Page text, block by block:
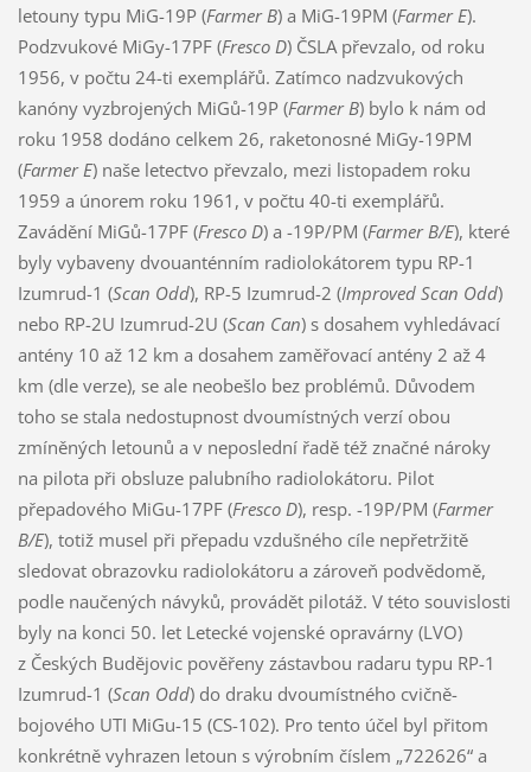
letouny typu MiG-19P (Farmer B) a MiG-19PM (Farmer E).
Podzvukové MiGy-17PF (Fresco D) ČSLA převzalo, od roku
1956, v počtu 24-ti exemplářů. Zatímco nadzvukových
kanóny vyzbrojených MiGů-19P (Farmer B) bylo k nám od
roku 1958 dodáno celkem 26, raketonosné MiGy-19PM
(Farmer E) naše letectvo převzalo, mezi listopadem roku
1959 a únorem roku 1961, v počtu 40-ti exemplářů.
Zavádění MiGů-17PF (Fresco D) a -19P/PM (Farmer B/E), které
byly vybaveny dvouanténním radiolokátorem typu RP-1
Izumrud-1 (Scan Odd), RP-5 Izumrud-2 (Improved Scan Odd)
nebo RP-2U Izumrud-2U (Scan Can) s dosahem vyhledávací
antény 10 až 12 km a dosahem zaměřovací antény 2 až 4
km (dle verze), se ale neobešlo bez problémů. Důvodem
toho se stala nedostupnost dvoumístných verzí obou
zmíněných letounů a v neposlední řadě též značné nároky
na pilota při obsluze palubního radiolokátoru. Pilot
přepadového MiGu-17PF (Fresco D), resp. -19P/PM (Farmer
B/E), totiž musel při přepadu vzdušného cíle nepřetržitě
sledovat obrazovku radiolokátoru a zároveň podvědomě,
podle naučených návyků, provádět pilotáž. V této souvislosti
byly na konci 50. let Letecké vojenské opravárny (LVO)
z Českých Budějovic pověřeny zástavbou radaru typu RP-1
Izumrud-1 (Scan Odd) do draku dvoumístného cvičně-
bojového UTI MiGu-15 (CS-102). Pro tento účel byl přitom
konkrétně vyhrazen letoun s výrobním číslem „722626“ a